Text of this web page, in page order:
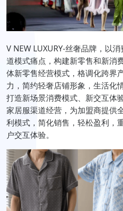
V NEW LUXURY-丝奢品牌，以
道模式痛点，构建新零售和新消
体新零售经营模式，格调化跨界
力，简约轻奢店铺形象，生活化
打造新场景消费模式、新交互体
家居服渠道经营，为加盟商提供
利模式，简化销售，轻松盈利，
户交互体验。